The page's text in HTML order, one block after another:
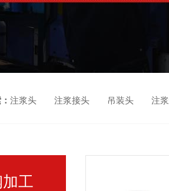
注浆头 注浆接头 吊装头 注浆
工